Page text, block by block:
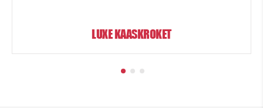
LUXE KAASKROKET